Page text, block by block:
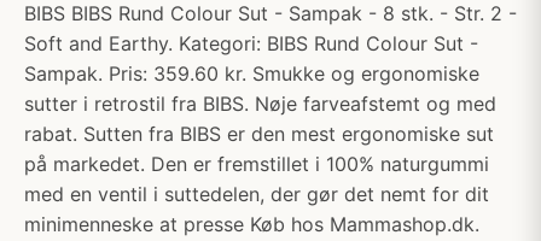
BIBS BIBS Rund Colour Sut - Sampak - 8 stk. - Str. 2 -
Soft and Earthy. Kategori: BIBS Rund Colour Sut -
Sampak. Pris: 359.60 kr. Smukke og ergonomiske
sutter i retrostil fra BIBS. Nøje farveafstemt og med
rabat. Sutten fra BIBS er den mest ergonomiske sut
på markedet. Den er fremstillet i 100% naturgummi
med en ventil i suttedelen, der gør det nemt for dit
minimenneske at presse Køb hos Mammashop.dk.